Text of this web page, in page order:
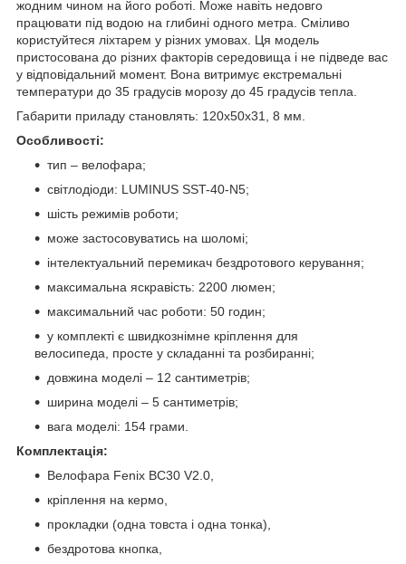
жодним чином на його роботі. Може навіть недовго
працювати під водою на глибині одного метра. Сміливо
користуйтеся ліхтарем у різних умовах. Ця модель
пристосована до різних факторів середовища і не підведе вас
у відповідальний момент. Вона витримує екстремальні
температури до 35 градусів морозу до 45 градусів тепла.
Габарити приладу становлять: 120х50х31, 8 мм.
Особливості:
тип – велофара;
світлодіоди: LUMINUS SST-40-N5;
шість режимів роботи;
може застосовуватись на шоломі;
інтелектуальний перемикач бездротового керування;
максимальна яскравість: 2200 люмен;
максимальний час роботи: 50 годин;
у комплекті є швидкознімне кріплення для
велосипеда, просте у складанні та розбиранні;
довжина моделі – 12 сантиметрів;
ширина моделі – 5 сантиметрів;
вага моделі: 154 грами.
Комплектація:
Велофара Fenix ​​BC30 V2.0,
кріплення на кермо,
прокладки (одна товста і одна тонка),
бездротова кнопка,